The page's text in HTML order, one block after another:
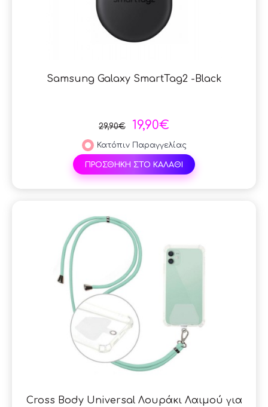
Samsung Galaxy SmartTag2 -Black
29,90€ 19,90€
Κατόπιν Παραγγελίας
ΠΡΟΣΘΗΚΗ ΣΤΟ ΚΑΛΑΘΙ
Cross Body Universal Λουράκι Λαιμού για